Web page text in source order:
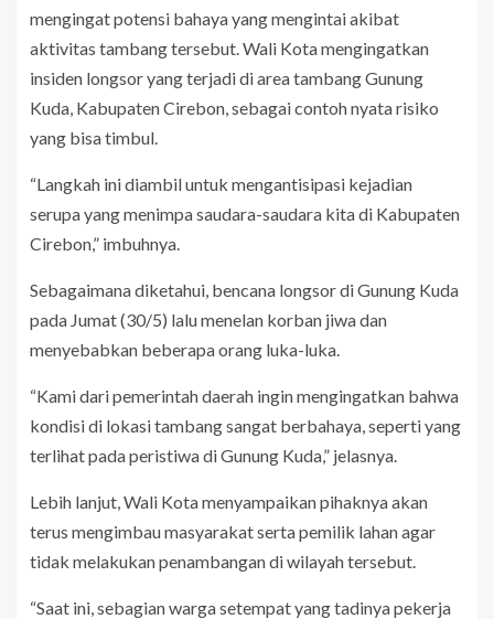
mengingat potensi bahaya yang mengintai akibat
aktivitas tambang tersebut. Wali Kota mengingatkan
insiden longsor yang terjadi di area tambang Gunung
Kuda, Kabupaten Cirebon, sebagai contoh nyata risiko
yang bisa timbul.
“Langkah ini diambil untuk mengantisipasi kejadian
serupa yang menimpa saudara-saudara kita di Kabupaten
Cirebon,” imbuhnya.
Sebagaimana diketahui, bencana longsor di Gunung Kuda
pada Jumat (30/5) lalu menelan korban jiwa dan
menyebabkan beberapa orang luka-luka.
“Kami dari pemerintah daerah ingin mengingatkan bahwa
kondisi di lokasi tambang sangat berbahaya, seperti yang
terlihat pada peristiwa di Gunung Kuda,” jelasnya.
Lebih lanjut, Wali Kota menyampaikan pihaknya akan
terus mengimbau masyarakat serta pemilik lahan agar
tidak melakukan penambangan di wilayah tersebut.
“Saat ini, sebagian warga setempat yang tadinya pekerja